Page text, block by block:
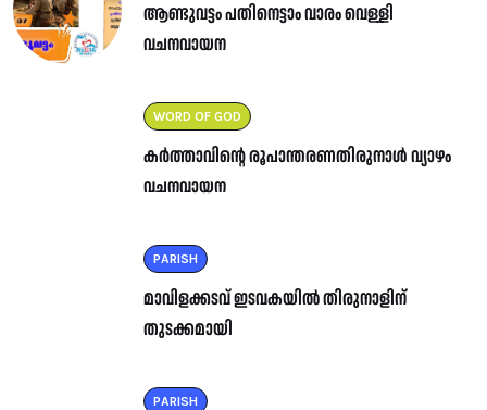
ആണ്ടുവട്ടം പതിനെട്ടാം വാരം വെള്ളി
വചനവായന
WORD OF GOD
കർത്താവിന്റെ രൂപാന്തരണതിരുനാൾ വ്യാഴം
വചനവായന
PARISH
മാവിളക്കടവ് ഇടവകയിൽ തിരുനാളിന്
തുടക്കമായി
PARISH